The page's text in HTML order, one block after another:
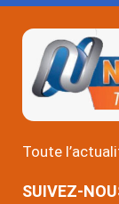
Toute
SUIVEZ-